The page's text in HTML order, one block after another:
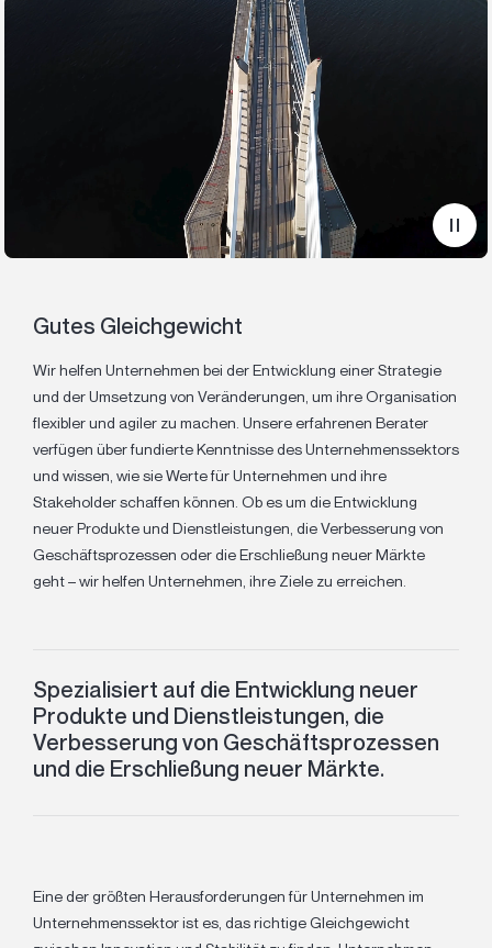
Gutes Gleichgewicht
Wir helfen Unternehmen bei der Entwicklung einer Strategie
und der Umsetzung von Veränderungen, um ihre Organisation
flexibler und agiler zu machen. Unsere erfahrenen Berater
verfügen über fundierte Kenntnisse des Unternehmenssektors
und wissen, wie sie Werte für Unternehmen und ihre
Stakeholder schaffen können. Ob es um die Entwicklung
neuer Produkte und Dienstleistungen, die Verbesserung von
Geschäftsprozessen oder die Erschließung neuer Märkte
geht – wir helfen Unternehmen, ihre Ziele zu erreichen.
Spezialisiert auf die Entwicklung neuer
Produkte und Dienstleistungen, die
Verbesserung von Geschäftsprozessen
und die Erschließung neuer Märkte.
Eine der größten Herausforderungen für Unternehmen im
Unternehmenssektor ist es, das richtige Gleichgewicht